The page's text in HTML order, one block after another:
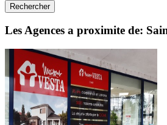
Les Agences a proximite de: